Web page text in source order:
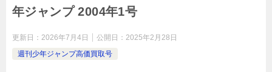
年ジャンプ 2004年1号
更新日： 2026年7月4日 公開日： 2025年2月28日
週刊少年ジャンプ高価買取号